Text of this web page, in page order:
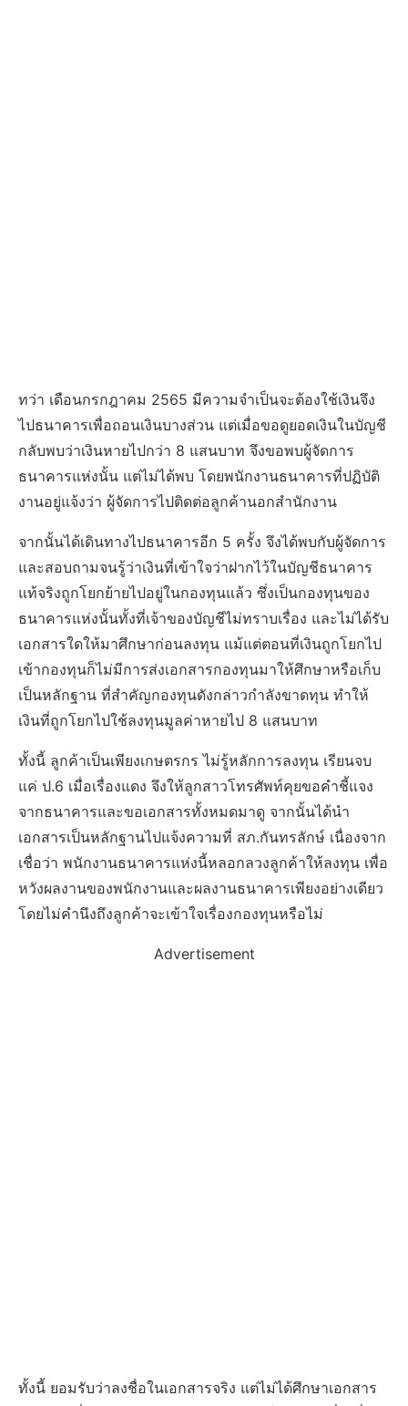
ทว่า เดือนกรกฎาคม 2565 มีความจำเป็นจะต้องใช้เงินจึง
ไปธนาคารเพื่อถอนเงินบางส่วน แต่เมื่อขอดูยอดเงินในบัญชี
กลับพบว่าเงินหายไปกว่า 8 แสนบาท จึงขอพบผู้จัดการ
ธนาคารแห่งนั้น แต่ไม่ได้พบ โดยพนักงานธนาคารที่ปฏิบัติ
งานอยู่แจ้งว่า ผู้จัดการไปติดต่อลูกค้านอกสำนักงาน
จากนั้นได้เดินทางไปธนาคารอีก 5 ครั้ง จึงได้พบกับผู้จัดการ
และสอบถามจนรู้ว่าเงินที่เข้าใจว่าฝากไว้ในบัญชีธนาคาร
แท้จริงถูกโยกย้ายไปอยู่ในกองทุนแล้ว ซึ่งเป็นกองทุนของ
ธนาคารแห่งนั้นทั้งที่เจ้าของบัญชีไม่ทราบเรื่อง และไม่ได้รับ
เอกสารใดให้มาศึกษาก่อนลงทุน แม้แต่ตอนที่เงินถูกโยกไป
เข้ากองทุนก็ไม่มีการส่งเอกสารกองทุนมาให้ศึกษาหรือเก็บ
เป็นหลักฐาน ที่สำคัญกองทุนดังกล่าวกำลังขาดทุน ทำให้
เงินที่ถูกโยกไปใช้ลงทุนมูลค่าหายไป 8 แสนบาท
ทั้งนี้ ลูกค้าเป็นเพียงเกษตรกร ไม่รู้หลักการลงทุน เรียนจบ
แค่ ป.6 เมื่อเรื่องแดง จึงให้ลูกสาวโทรศัพท์คุยขอคำชี้แจง
จากธนาคารและขอเอกสารทั้งหมดมาดู จากนั้นได้นำ
เอกสารเป็นหลักฐานไปแจ้งความที่ สภ.กันทรลักษ์ เนื่องจาก
เชื่อว่า พนักงานธนาคารแห่งนี้หลอกลวงลูกค้าให้ลงทุน เพื่อ
หวังผลงานของพนักงานและผลงานธนาคารเพียงอย่างเดียว
โดยไม่คำนึงถึงลูกค้าจะเข้าใจเรื่องกองทุนหรือไม่
Advertisement
ทั้งนี้ ยอมรับว่าลงชื่อในเอกสารจริง แต่ไม่ได้ศึกษาเอกสาร